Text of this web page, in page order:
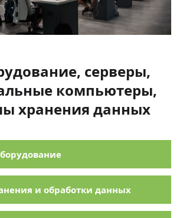
серверы,
компьютеры,
хранения данных
и обработки данных